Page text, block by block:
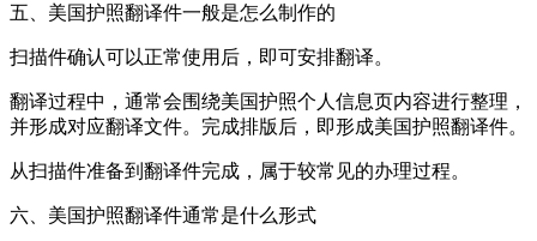
五、美国护照翻译件一般是怎么制作的
扫描件确认可以正常使用后，即可安排翻译。
翻译过程中，通常会围绕美国护照个人信息页内容进行整理，
并形成对应翻译文件。完成排版后，即形成美国护照翻译件。
从扫描件准备到翻译件完成，属于较常见的办理过程。
六、美国护照翻译件通常是什么形式